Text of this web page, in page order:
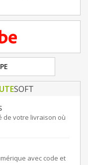
SOFT
de votre livraison où
avec code et